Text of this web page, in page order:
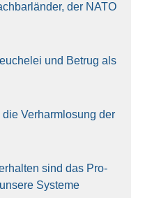
der NATO
und Betrug als
Ver­harm­lo­sung der
sind das Pro­
Sys‍te‍me